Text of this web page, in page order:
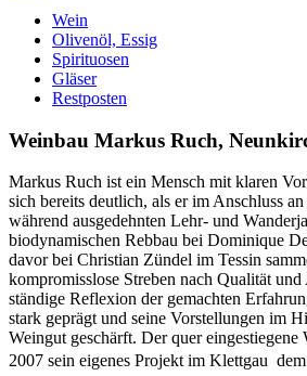
Wein
Olivenöl, Essig
Spirituosen
Gläser
Restposten
Weinbau Markus Ruch,
Markus Ruch ist ein Mensch mit klaren
sich bereits deutlich, als er im Anschluss
während ausgedehnten Lehr- und
biodynamischen Rebbau bei Dominique
davor bei Christian Zündel im Tessin
kompromisslose Streben nach Qualität
ständige Reflexion der gemachten
stark geprägt und seine Vorstellungen im
Weingut geschärft. Der quer eingestiegene
2007 sein eigenes Projekt im Klettgau 